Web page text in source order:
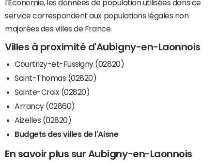
l'Economie, les données de population utilisées dans ce
service correspondent aux populations légales non
majorées des villes de France.
Villes à proximité d'Aubigny-en-Laonnois
Courtrizy-et-Fussigny (02820)
Saint-Thomas (02820)
Sainte-Croix (02820)
Arrancy (02860)
Aizelles (02820)
Budgets des villes de l'Aisne
En savoir plus sur Aubigny-en-Laonnois